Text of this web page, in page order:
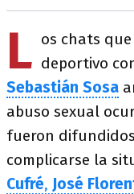
L os chats
deportivo
Sebastián Sosa
abuso sexual
fueron
complicarse la
Cufré, José